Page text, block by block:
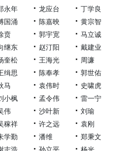
永年 龙应台
丁学良
国涌 陈嘉映
黄宗智
贲 郭宇宽
马立诚
继东 赵汀阳
戴建业
奎松 王海光
周濂
缉思 陈奉孝
郭世佑
马 袁伟时
史啸虎
小枫 孟令伟
雷一宁
伟 沙叶新
刘瑜
稼祥 许之远
袁刚
学勤 潘维
郑秉文